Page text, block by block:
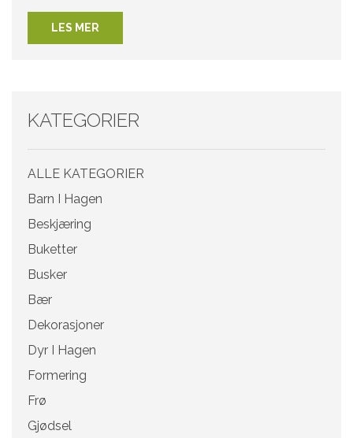
LES MER
KATEGORIER
ALLE KATEGORIER
Barn I Hagen
Beskjæring
Buketter
Busker
Bær
Dekorasjoner
Dyr I Hagen
Formering
Frø
Gjødsel